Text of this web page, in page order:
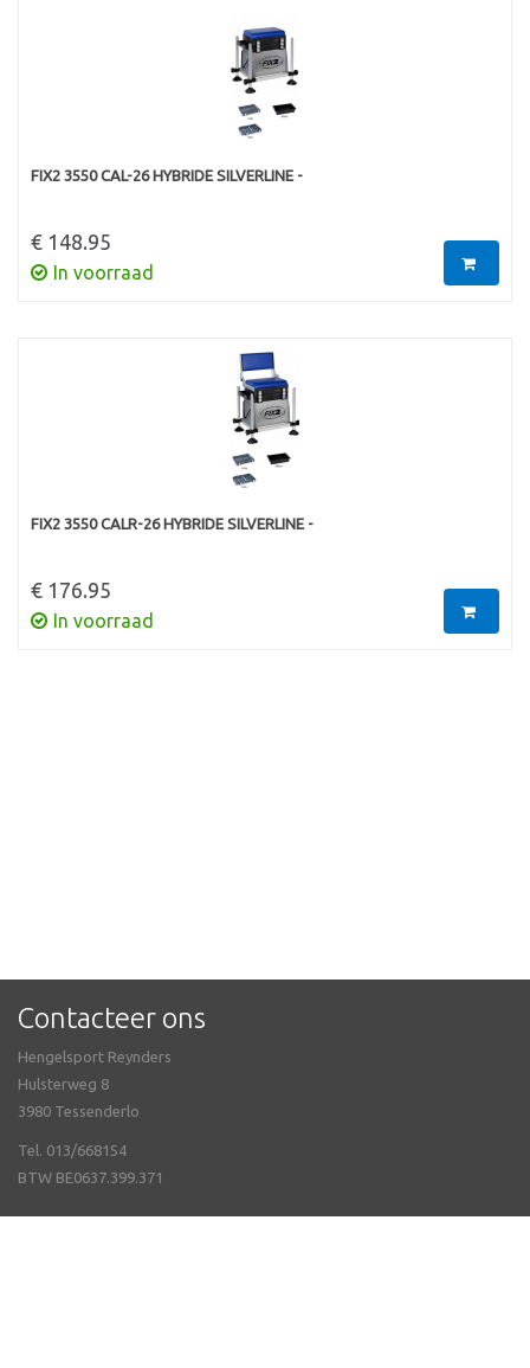
FIX2 3550 CAL-26 HYBRIDE SILVERLINE -
€ 148.95
In voorraad
FIX2 3550 CALR-26 HYBRIDE SILVERLINE -
€ 176.95
In voorraad
Contacteer ons
Hengelsport Reynders
Hulsterweg 8
3980 Tessenderlo
Tel. 013/668154
BTW BE0637.399.371